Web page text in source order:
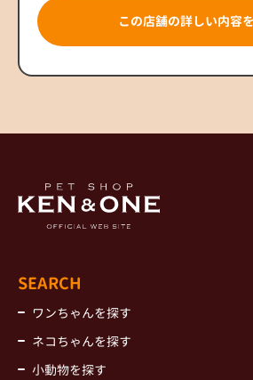
この店舗の詳しい内容
SEARCH
ワンちゃんを探す
ネコちゃんを探す
小動物を探す